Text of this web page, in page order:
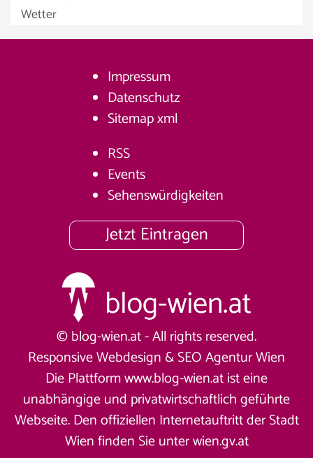
Wetter
Impressum
Datenschutz
Sitemapxml
RSS
Events
Sehenswürdigkeiten
Jetzt Eintragen
© blog-wien.at - All rights reserved.
Responsive Webdesign &SEO Agentur Wien
Die Plattform www.blog-wien.at ist eine
unabhängige und privatwirtschaftlich geführte
Webseite. Den offiziellen Internetauftritt der Stadt
Wien finden Sie unterwien.gv.at